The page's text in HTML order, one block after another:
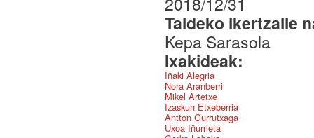
Taldeko ikertzaile
Kepa Sarasola
Ixakideak:
Iñaki Alegria
Nora Aranberri
Mikel Artetxe
Izaskun Etxeberria
Antton Gurrutxaga
Uxoa Iñurrieta